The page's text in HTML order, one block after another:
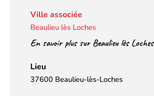
Ville associée
Beaulieu lès Loches
En savoir plus sur Beaulieu lès Loches
Lieu
37600 Beaulieu-lès-Loches